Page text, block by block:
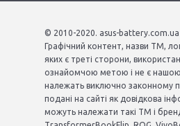
© 2010-2020. asus-battery.com.ua
Графічний контент, назви ТМ,
яких є треті сторони,
ознайомчою метою і не є нашою
належать виключно законному
подані на сайті як довідкова
можуть належати такі ТМ і